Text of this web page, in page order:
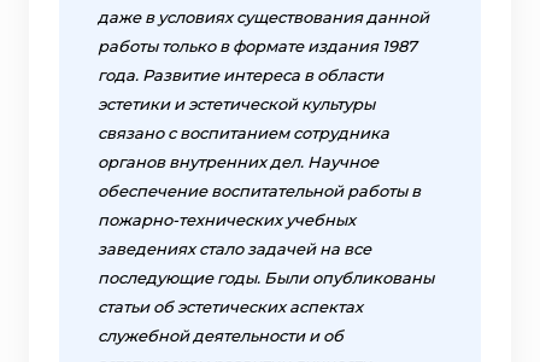
даже в условиях существования данной
работы только в формате издания 1987
года. Развитие интереса в области
эстетики и эстетической культуры
связано с воспитанием сотрудника
органов внутренних дел. Научное
обеспечение воспитательной работы в
пожарно-технических учебных
заведениях стало задачей на все
последующие годы. Были опубликованы
статьи об эстетических аспектах
служебной деятельности и об